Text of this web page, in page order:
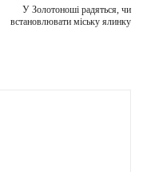
У Золотоноші радяться, чи
встановлювати міську ялинку